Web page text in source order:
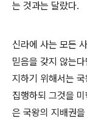
는 것과는 달랐다.
신라에 사는 모든
믿음을 갖지 않는
지하기 위해서는
집행하되 그것을
은 국왕의 지배권